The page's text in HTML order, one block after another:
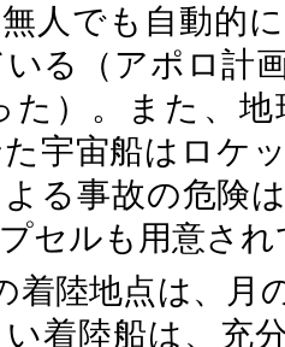
無人でも自動的
る（アポロ計
た）。また、
宇宙船はロケ
る事故の危険
セルも用意さ
着陸地点は、月
着陸船は、充